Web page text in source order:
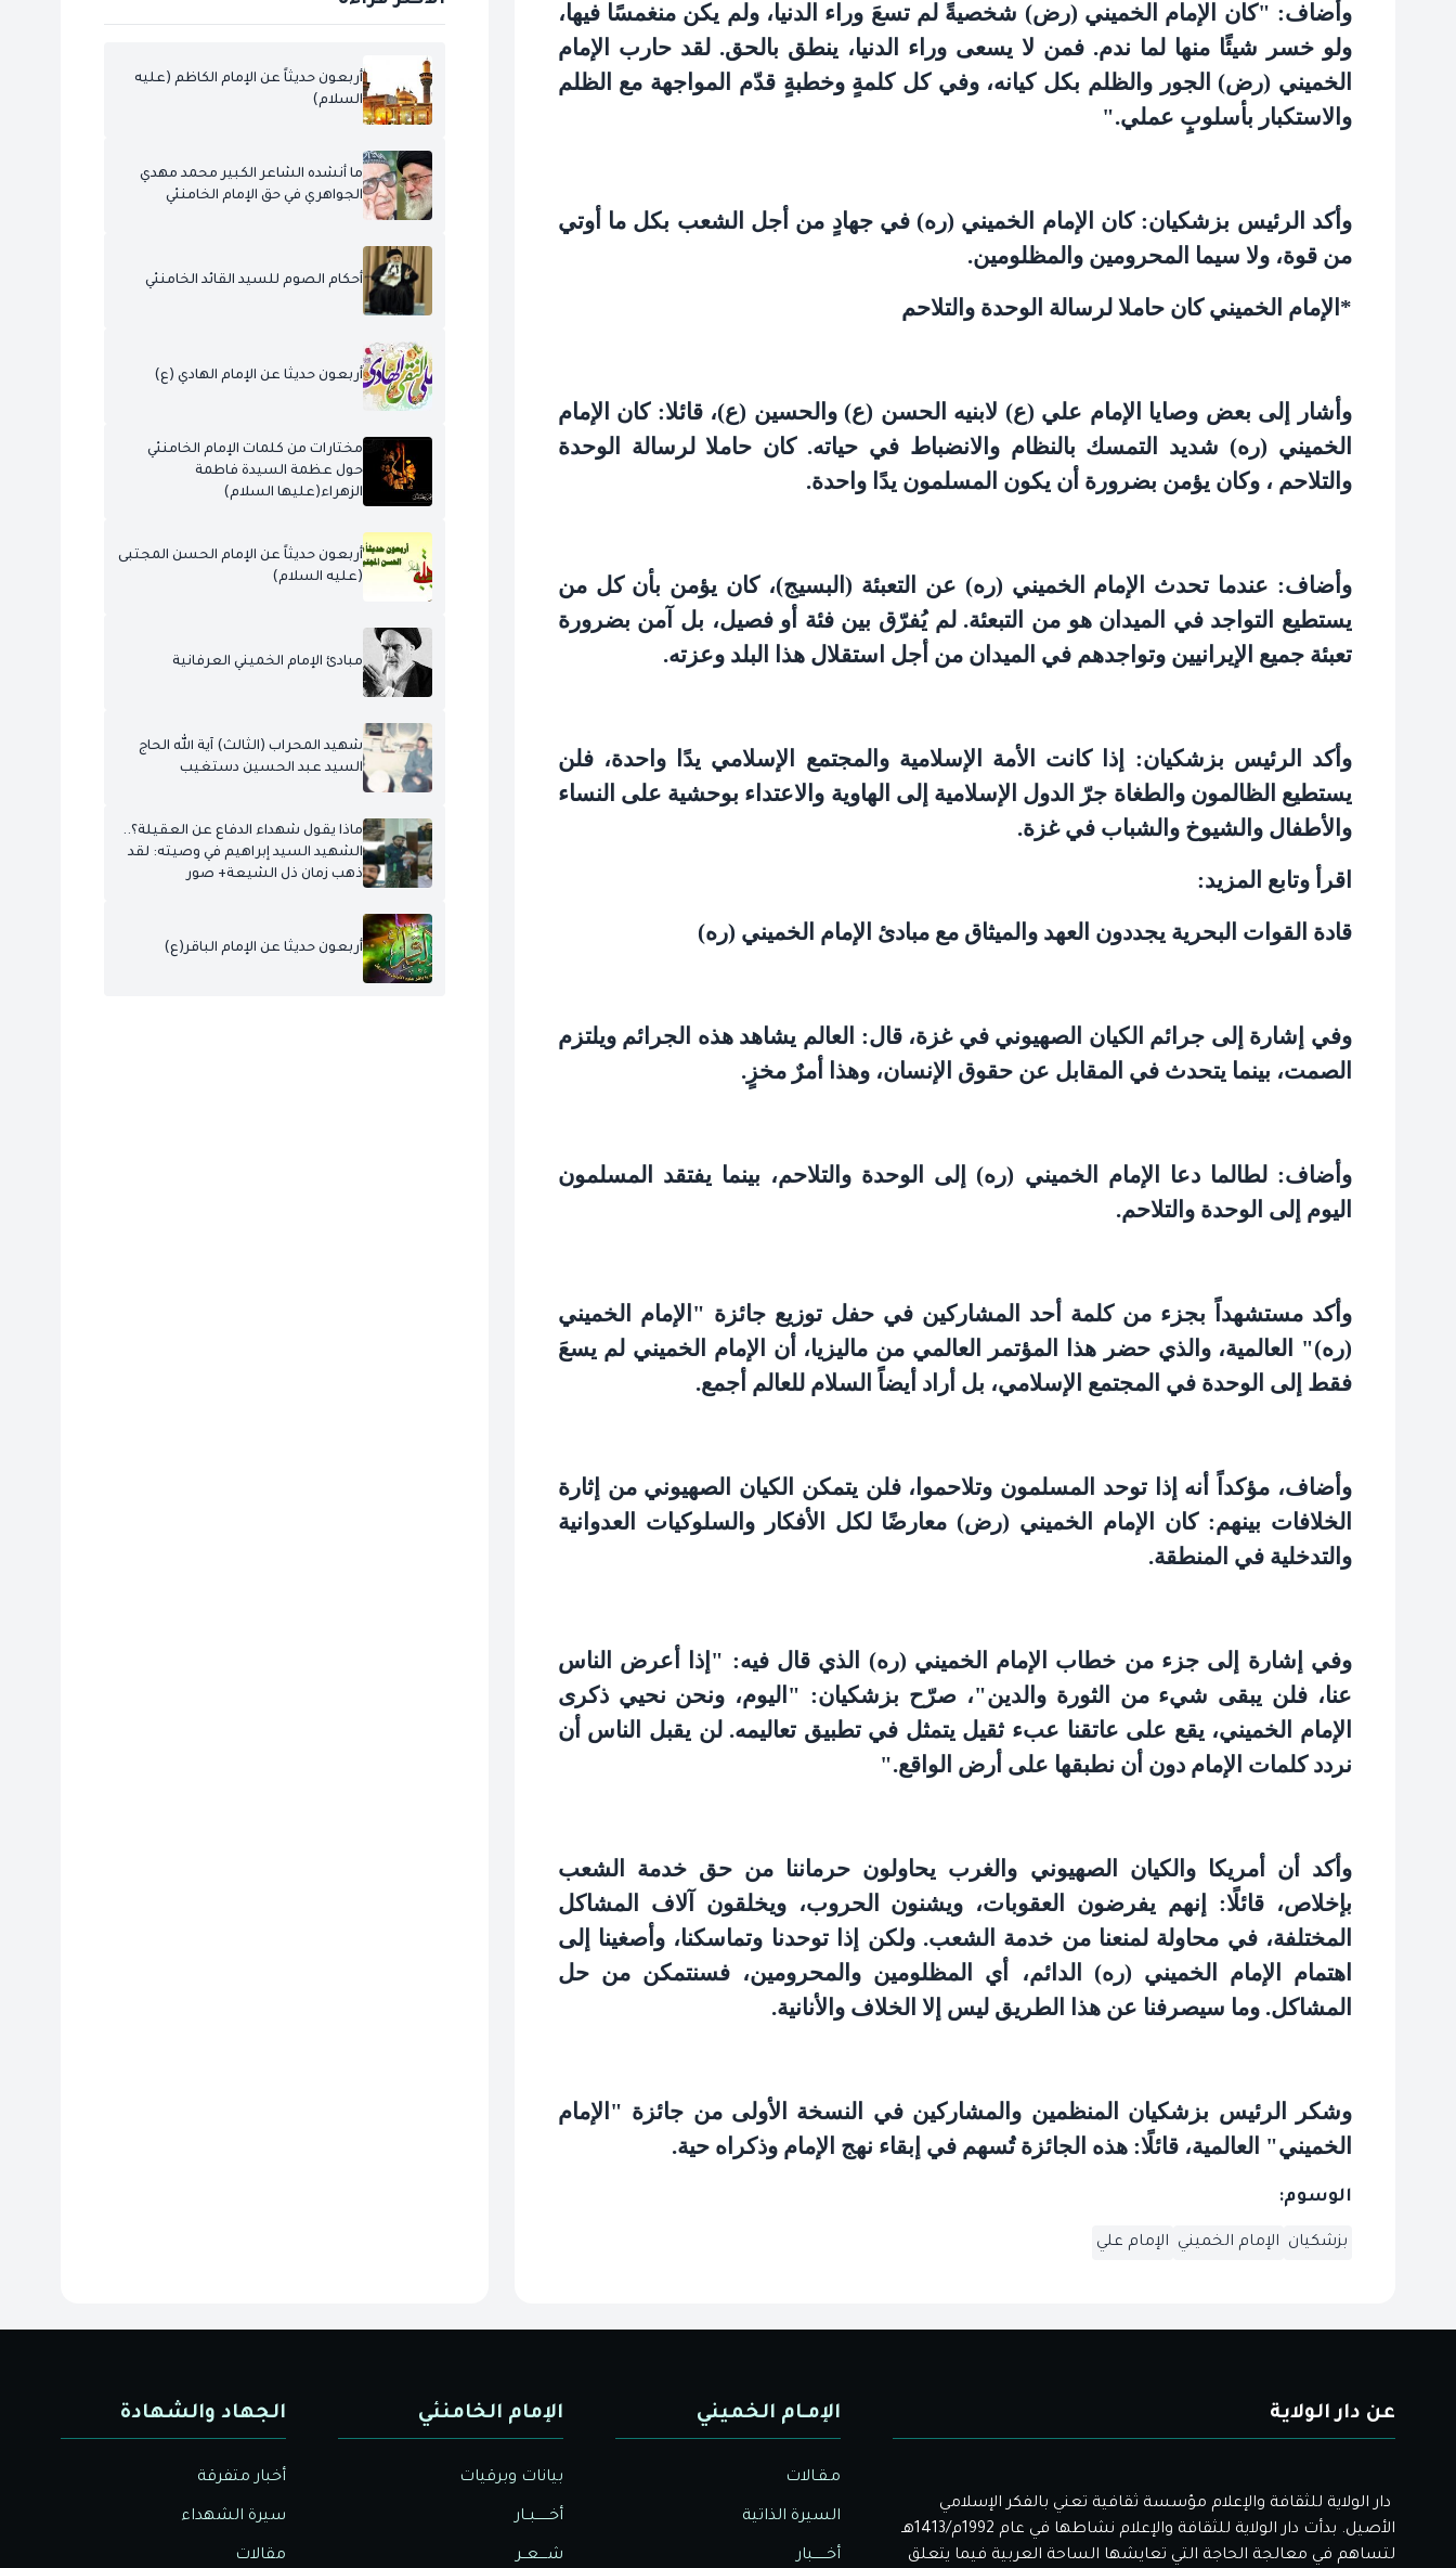
وأضاف: "كان الإمام الخميني (رض) شخصيةً لم تسعَ وراء الدنيا، ولم يكن منغمسًا فيها،
ولو خسر شيئًا منها لما ندم. فمن لا يسعى وراء الدنيا، ينطق بالحق. لقد حارب الإمام
الخميني (رض) الجور والظلم بكل كيانه، وفي كل كلمةٍ وخطبةٍ قدّم المواجهة مع الظلم
والاستكبار بأسلوبٍ عملي".
وأكد الرئيس بزشكيان: كان الإمام الخميني (ره) في جهادٍ من أجل الشعب بكل ما أوتي
من قوة، ولا سيما المحرومين والمظلومين.
* الإمام الخميني كان حاملا لرسالة الوحدة والتلاحم
وأشار إلى بعض وصايا الإمام علي (ع) لابنيه الحسن (ع) والحسين (ع)، قائلا: كان الإمام
الخميني (ره) شديد التمسك بالنظام والانضباط في حياته. كان حاملا لرسالة الوحدة
والتلاحم ، وكان يؤمن بضرورة أن يكون المسلمون يدًا واحدة.
وأضاف: عندما تحدث الإمام الخميني (ره) عن التعبئة (البسيج)، كان يؤمن بأن كل من
يستطيع التواجد في الميدان هو من التبعئة. لم يُفرّق بين فئة أو فصيل، بل آمن بضرورة
تعبئة جميع الإيرانيين وتواجدهم في الميدان من أجل استقلال هذا البلد وعزته.
وأكد الرئيس بزشكيان: إذا كانت الأمة الإسلامية والمجتمع الإسلامي يدًا واحدة، فلن
يستطيع الظالمون والطغاة جرّ الدول الإسلامية إلى الهاوية والاعتداء بوحشية على النساء
والأطفال والشيوخ والشباب في غزة.
اقرأ وتابع المزيد:
قادة القوات البحرية يجددون العهد والميثاق مع مبادئ الإمام الخميني (ره)
وفي إشارة إلى جرائم الكيان الصهيوني في غزة، قال: العالم يشاهد هذه الجرائم ويلتزم
الصمت، بينما يتحدث في المقابل عن حقوق الإنسان، وهذا أمرٌ مخزٍ .
وأضاف: لطالما دعا الإمام الخميني (ره) إلى الوحدة والتلاحم، بينما يفتقد المسلمون
اليوم إلى الوحدة والتلاحم.
وأكد مستشهداً بجزء من كلمة أحد المشاركين في حفل توزيع جائزة "الإمام الخميني
(ره)" العالمية، والذي حضر هذا المؤتمر العالمي من ماليزيا، أن الإمام الخميني لم يسعَ
فقط إلى الوحدة في المجتمع الإسلامي، بل أراد أيضاً السلام للعالم أجمع.
وأضاف، مؤكداً أنه إذا توحد المسلمون وتلاحموا، فلن يتمكن الكيان الصهيوني من إثارة
الخلافات بينهم: كان الإمام الخميني (رض) معارضًا لكل الأفكار والسلوكيات العدوانية
والتدخلية في المنطقة.
وفي إشارة إلى جزء من خطاب الإمام الخميني (ره) الذي قال فيه: "إذا أعرض الناس
عنا، فلن يبقى شيء من الثورة والدين"، صرّح بزشكيان: "اليوم، ونحن نحيي ذكرى
الإمام الخميني، يقع على عاتقنا عبء ثقيل يتمثل في تطبيق تعاليمه. لن يقبل الناس أن
نردد كلمات الإمام دون أن نطبقها على أرض الواقع".
وأكد أن أمريكا والكيان الصهيوني والغرب يحاولون حرماننا من حق خدمة الشعب
بإخلاص، قائلًا: إنهم يفرضون العقوبات، ويشنون الحروب، ويخلقون آلاف المشاكل
المختلفة، في محاولة لمنعنا من خدمة الشعب. ولكن إذا توحدنا وتماسكنا، وأصغينا إلى
اهتمام الإمام الخميني (ره) الدائم، أي المظلومين والمحرومين، فسنتمكن من حل
المشاكل. وما سيصرفنا عن هذا الطريق ليس إلا الخلاف والأنانية.
وشكر الرئيس بزشكيان المنظمين والمشاركين في النسخة الأولى من جائزة "الإمام
الخميني" العالمية، قائلًا: هذه الجائزة تُسهم في إبقاء نهج الإمام وذكراه حية.
الوسوم:
بزشكيان الإمام الخميني الإمام علي
أربعون حديثاً عن الإمام الكاظم (عليه
السلام)
ما أنشده الشاعر الكبير محمد مهدي
الجواهري في حق الإمام الخامنئي
أحكام الصوم للسيد القائد الخامنئي
أربعون حديثا عن الإمام الهادي (ع)
مختارات من كلمات الإمام الخامنئي
حول عظمة السيدة فاطمة
الزهراء(عليها السلام)
أربعون حديثاً عن الإمام الحسن المجتبى
(عليه السلام)
مبادئ الإمام الخميني العرفانية
شهيد المحراب (الثالث) آية الله الحاج
السيد عبد الحسين دستغيب
ماذا يقول شهداء الدفاع عن العقيلة؟..
الشهيد السيد إبراهيم في وصيته: لقد
ذهب زمان ذل الشيعة+ صور
أربعون حديثا عن الإمام الباقر(ع)
عن دار الولاية
دار الولاية للثقافة والإعلام مؤسسة ثقافية تعني بالفكر الإسلامي
الأصيل. بدأت دار الولاية للثقافة والإعلام نشاطها في عام 1992م/1413هـ
لتساهم في معالجة الحاجة التي تعايشها الساحة العربية فيما يتعلق
الإمـام الخميني
مـقـالات
السيرة الذاتية
أخــــــبار
الإمام الخامنئي
بيانات وبرقيات
أخــــــبــار
شــــعــر
الجهاد والشهادة
أخبار متفرقة
سيرة الشهداء
مقالات